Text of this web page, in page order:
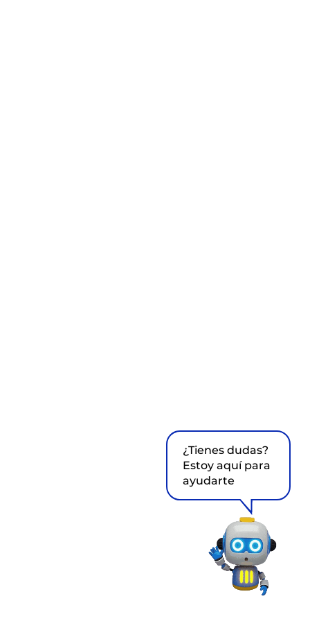
¿Tienes dudas?
Estoy aquí para
ayudarte